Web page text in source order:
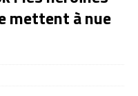
mettent à nue